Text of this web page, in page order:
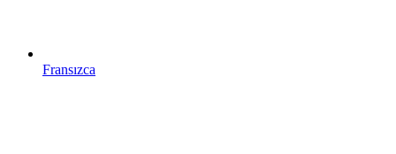
Fransızca